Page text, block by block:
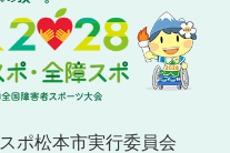
ポ松本市実行委員会